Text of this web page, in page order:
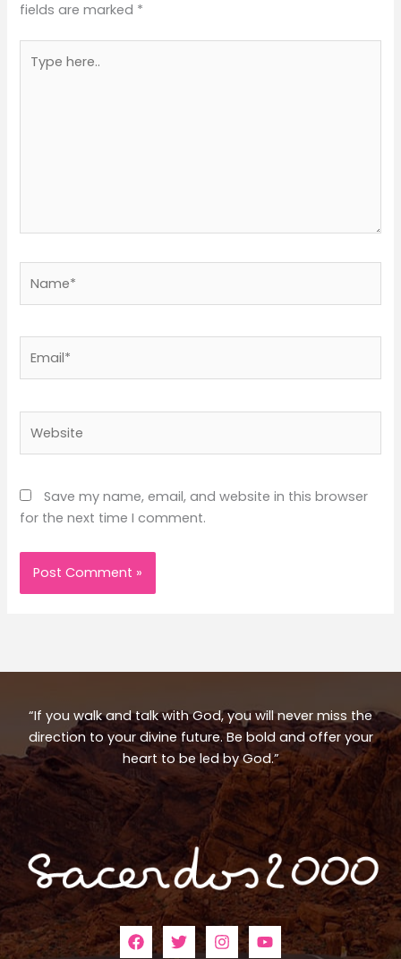
fields are marked *
here..
Save my name, email, and website in this browser
for the next time I comment.
“If you walk and talk with God, you will never miss the
direction to your divine future. Be bold and offer your
heart to be led by God.”